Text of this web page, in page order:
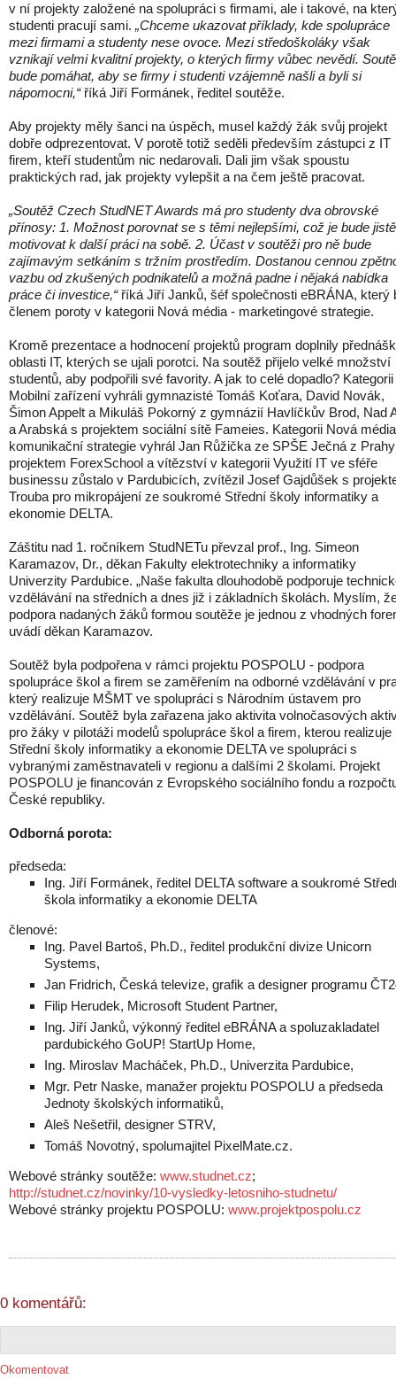
v ní projekty založené na spolupráci s firmami, ale i takové, na
studenti pracují sami. „Chceme ukazovat příklady, kde spolupráce
mezi firmami a studenty nese ovoce. Mezi středoškoláky však
vznikají velmi kvalitní projekty, o kterých firmy vůbec nevědí.
bude pomáhat, aby se firmy i studenti vzájemně našli a byli si
nápomocni,“říká Jiří Formánek, ředitel soutěže.
Aby projekty měly šanci na úspěch, musel každý žák svůj projekt
dobře odprezentovat. V porotě totiž seděli především zástupci z IT
firem, kteří studentům nic nedarovali. Dali jim však spoustu
praktických rad, jak projekty vylepšit a na čem ještě pracovat.
„Soutěž Czech StudNET Awards má pro studenty dva obrovské
přínosy: 1. Možnost porovnat se s těmi nejlepšími, což je bude jistě
motivovat k další práci na sobě. 2. Účast v soutěži pro ně bude
zajímavým setkáním s tržním prostředím. Dostanou cennou
vazbu od zkušených podnikatelů a možná padne i nějaká nabídka
práce či investice,“říká Jiří Janků, šéf společnosti eBRÁNA, který
členem poroty v kategorii Nová média - marketingové strategie.
Kromě prezentace a hodnocení projektů program doplnily
oblasti IT, kterých se ujali porotci. Na soutěž přijelo velké množství
studentů, aby podpořili své favority. A jak to celé dopadlo? Kategorii
Mobilní zařízení vyhráli gymnazisté Tomáš Koťara, David Novák,
Šimon Appelt a Mikuláš Pokorný z gymnázií Havlíčkův Brod, Nad
a Arabská s projektem sociální sítě Fameies. Kategorii Nová
komunikační strategie vyhrál Jan Růžička ze SPŠE Ječná z
projektem ForexSchool a vítězství v kategorii Využití IT ve sféře
businessu zůstalo v Pardubicích, zvítězil Josef Gajdůšek s
Trouba pro mikropájení ze soukromé Střední školy informatiky a
ekonomie DELTA.
Záštitu nad 1. ročníkem StudNETu převzal prof., Ing. Simeon
Karamazov, Dr., děkan Fakulty elektrotechniky a informatiky
Univerzity Pardubice. „Naše fakulta dlouhodobě podporuje
vzdělávání na středních a dnes již i základních školách. Myslím,
podpora nadaných žáků formou soutěže je jednou z vhodných
uvádí děkan Karamazov.
Soutěž byla podpořena v rámci projektu POSPOLU - podpora
spolupráce škol a firem se zaměřením na odborné vzdělávání v
který realizuje MŠMT ve spolupráci s Národním ústavem pro
vzdělávání. Soutěž byla zařazena jako aktivita volnočasových
pro žáky v pilotáži modelů spolupráce škol a firem, kterou realizuje
Střední školy informatiky a ekonomie DELTA ve spolupráci s
vybranými zaměstnavateli v regionu a dalšími 2 školami. Projekt
POSPOLU je financován z Evropského sociálního fondu a
České republiky.
Odborná porota:
předseda:
Ing. Jiří Formánek, ředitel DELTA software a soukromé
škola informatiky a ekonomie DELTA
členové:
Ing. Pavel Bartoš, Ph.D., ředitel produkční divize Unicorn
Systems,
Jan Fridrich, Česká televize, grafik a designer programu
Filip Herudek, Microsoft Student Partner,
Ing. Jiří Janků, výkonný ředitel eBRÁNA a spoluzakladatel
pardubického GoUP! StartUp Home,
Ing. Miroslav Macháček, Ph.D., Univerzita Pardubice,
Mgr. Petr Naske, manažer projektu POSPOLU a předseda
Jednoty školských informatiků,
Aleš Nešetřil, designer STRV,
Tomáš Novotný, spolumajitel PixelMate.cz.
Webové stránky soutěže: www.studnet.cz;
http://studnet.cz/novinky/10-vysledky-letosniho-studnetu/
Webové stránky projektu POSPOLU: www.projektpospolu.cz
0 komentářů:
Okomentovat